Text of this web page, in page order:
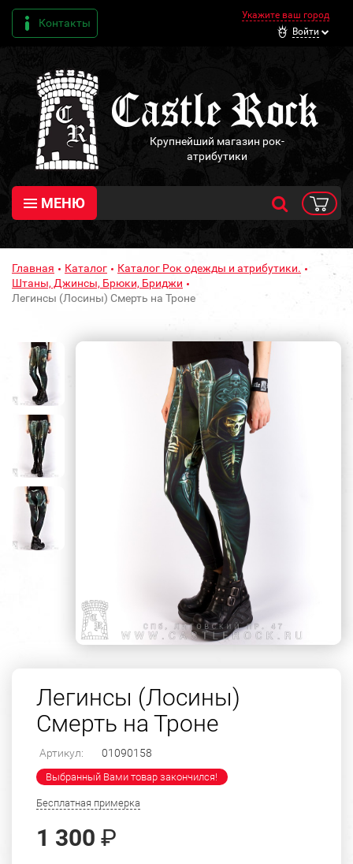
Контакты
Укажите ваш город
Войти
Крупнейший магазин рок-
атрибутики
МЕНЮ
Главная Каталог
Каталог Рок одежды и атрибутики.
Штаны, Джинсы, Брюки, Бриджи
Легинсы (Лосины) Смерть на Троне
Легинсы (Лосины)
Смерть на Троне
Артикул: 01090158
Выбранный Вами товар закончился!
Бесплатная примерка
1 300 ₽